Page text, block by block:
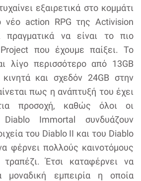
εξαιρετικά στο κομμάτι
νέο action RPG της Activision
πραγματικά να είναι το πιο
που έχουμε παίξει. Το
λίγο περισσότερο από 13GB
και σχεδόν 24GB στην
πως η ανάπτυξή του έχει
προσοχή, καθώς όλοι οι
Diablo Immortal συνδυάζουν
του Diablo II και του Diablo
φέρνει πολλούς καινοτόμους
τραπέζι. Έτσι καταφέρνει να
μοναδική εμπειρία η οποία